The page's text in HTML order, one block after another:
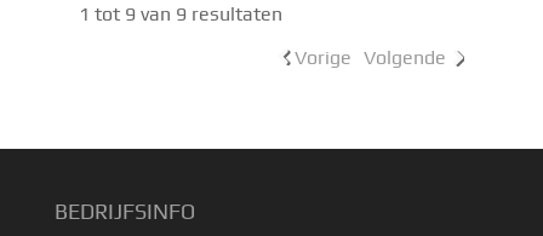
1 tot 9 van 9 resultaten
Vorige Volgende
BEDRIJFSINFO